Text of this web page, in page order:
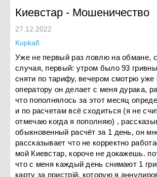
Киевстар - Мошеничество
27.12.2022
Kupka8
Уже не первый раз ловлю на обмане,
случая, первый: утром было 93
сняти по тарифу, вечером смотрю уже
оператору он делает с меня дурака,
что пополнялось за этот месяц
и по расчетам всё сходиться (я не
отмечаю когда я пополняю) ,
обыкновенный расчёт за 1 день, он
рассказывает что не корректно
мой Киевстар, короче не докажешь.
что с меня каждый день снимают 1
карту за пристрій, которую я